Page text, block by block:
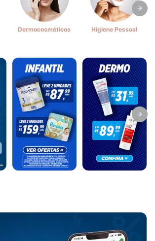
Dermocosméticos Higiene Pessoal